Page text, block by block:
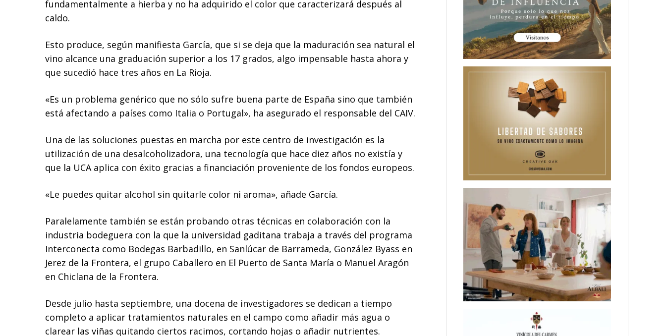
fundamentalmente a hierba y no ha adquirido el color que caracterizará después al
caldo.
Esto produce, según manifiesta García, que si se deja que la maduración sea natural el
vino alcance una graduación superior a los 17 grados, algo impensable hasta ahora y
que sucedió hace tres años en La Rioja.
«Es un problema genérico que no sólo sufre buena parte de España sino que también
está afectando a países como Italia o Portugal», ha asegurado el responsable del CAIV.
Una de las soluciones puestas en marcha por este centro de investigación es la
utilización de una desalcoholizadora, una tecnología que hace diez años no existía y
que la UCA aplica con éxito gracias a financiación proveniente de los fondos europeos.
«Le puedes quitar alcohol sin quitarle color ni aroma», añade García.
Paralelamente también se están probando otras técnicas en colaboración con la
industria bodeguera con la que la universidad gaditana trabaja a través del programa
Interconecta como Bodegas Barbadillo, en Sanlúcar de Barrameda, González Byass en
Jerez de la Frontera, el grupo Caballero en El Puerto de Santa María o Manuel Aragón
en Chiclana de la Frontera.
Desde julio hasta septiembre, una docena de investigadores se dedican a tiempo
completo a aplicar tratamientos naturales en el campo como añadir más agua o
clarear las viñas quitando ciertos racimos, cortando hojas o añadir nutrientes.